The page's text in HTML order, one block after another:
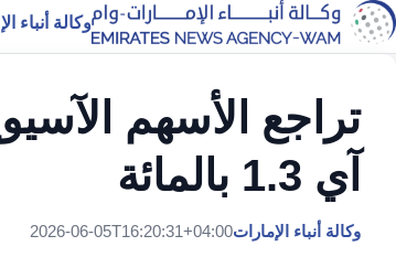
وكالة أنباء
تراجع الأسهم
آي 1.3 بالمائة
وكالة أنباء الإمارات2026-06-05T16:20:31+04:00